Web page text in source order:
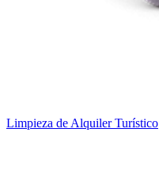
Limpieza de Alquiler Turístico